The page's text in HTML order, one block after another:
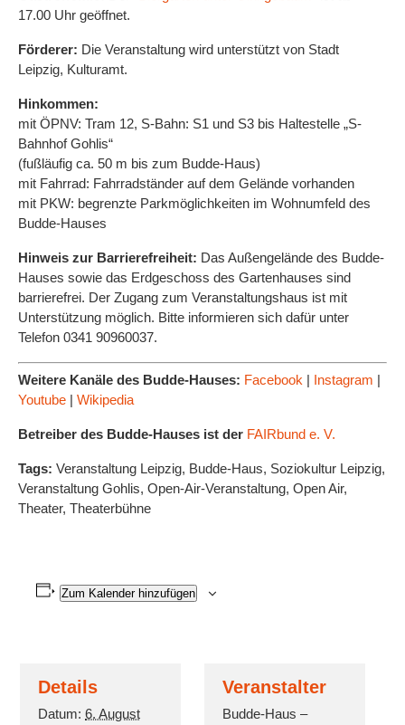
17.00 Uhr geöffnet.
Förderer: Die Veranstaltung wird unterstützt von Stadt
Leipzig, Kulturamt.
Hinkommen:
mit ÖPNV: Tram 12, S-Bahn: S1 und S3 bis Haltestelle „S-
Bahnhof Gohlis“
(fußläufig ca. 50 m bis zum Budde-Haus)
mit Fahrrad: Fahrradständer auf dem Gelände vorhanden
mit PKW: begrenzte Parkmöglichkeiten im Wohnumfeld des
Budde-Hauses
Hinweis zur Barrierefreiheit: Das Außengelände des Budde-
Hauses sowie das Erdgeschoss des Gartenhauses sind
barrierefrei. Der Zugang zum Veranstaltungshaus ist mit
Unterstützung möglich. Bitte informieren sich dafür unter
Telefon 0341 90960037.
Weitere Kanäle des Budde-Hauses: Facebook | Instagram |
Youtube | Wikipedia
Betreiber des Budde-Hauses ist der FAIRbund e. V.
Tags: Veranstaltung Leipzig, Budde-Haus, Soziokultur Leipzig,
Veranstaltung Gohlis, Open-Air-Veranstaltung, Open Air,
Theater, Theaterbühne
Zum Kalender hinzufügen
Details
Datum: 6. August
Veranstalter
Budde-Haus –